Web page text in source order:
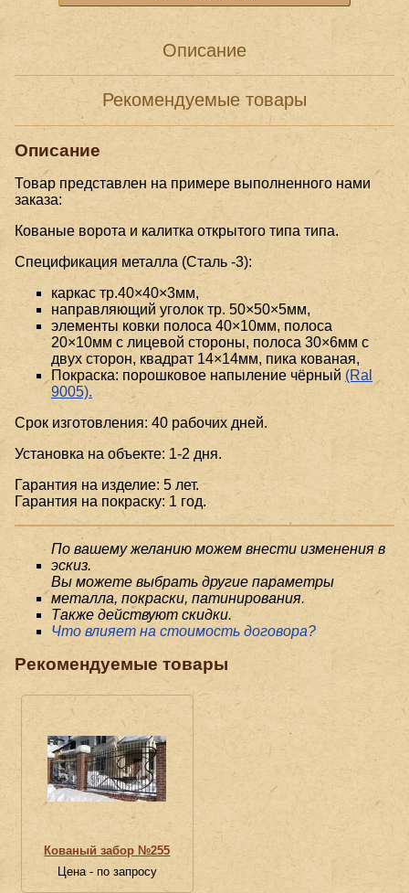
Описание
Рекомендуемые товары
Описание
Товар представлен на примере выполненного нами
заказа:
Кованые ворота и калитка открытого типа типа.
Спецификация металла (Сталь -3):
каркас тр.40×40×3мм,
направляющий уголок тр. 50×50×5мм,
элементы ковки полоса 40×10мм, полоса
20×10мм с лицевой стороны, полоса 30×6мм с
двух сторон, квадрат 14×14мм, пика кованая,
Покраска: порошковое напыление чёрный (Ral
9005).
Срок изготовления: 40 рабочих дней.
Установка на объекте: 1-2 дня.
Гарантия на изделие: 5 лет.
Гарантия на покраску: 1 год.
По вашему желанию можем внести изменения в
эскиз.
Вы можете выбрать другие параметры
металла, покраски, патинирования.
Также действуют скидки.
Что влияет на стоимость договора?
Рекомендуемые товары
Кованый забор №255
Цена - по запросу